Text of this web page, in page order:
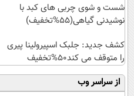
شست و شوی چربی های کبد با
نوشیدنی گیاهی(55%تخفیف)
کشف جدید: جلبک اسپیرولینا پیری
را متوقف می کند50%تخفیف
از سراسر وب